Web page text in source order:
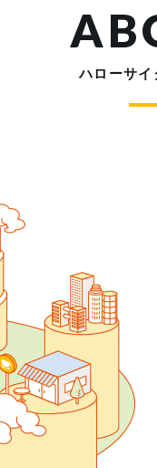
ハローサイ